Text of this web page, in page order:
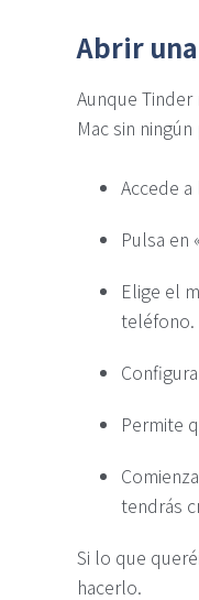
Abrir
Aunque
Mac sin
Accede
Pulsa en
Elige el
teléfono.
Permite
tendrás
Si lo que
hacerlo.